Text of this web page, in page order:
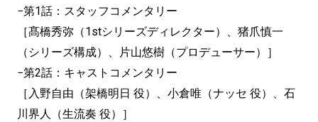
−第1話：スタッフコメンタリー
［髙橋秀弥（1stシリーズディレクター）、猪爪慎一
（シリーズ構成）、片山悠樹（プロデューサー）］
−第2話：キャストコメンタリー
［入野自由（架橋明日 役）、小倉唯（ナッセ 役）、石
川界人（生流奏 役）］